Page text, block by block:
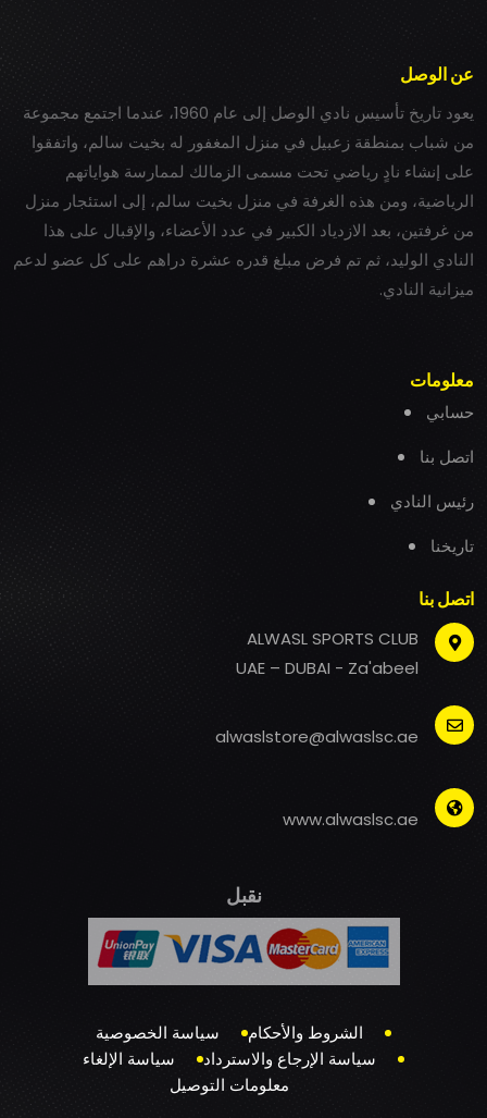
عن الوصل
يعود تاريخ تأسيس نادي الوصل إلى عام 1960، عندما اجتمع مجموعة
من شباب بمنطقة زعبيل في منزل المغفور له بخيت سالم، واتفقوا
على إنشاء نادٍ رياضي تحت مسمى الزمالك لممارسة هواياتهم
الرياضية، ومن هذه الغرفة في منزل بخيت سالم، إلى استئجار منزل
من غرفتين، بعد الازدياد الكبير في عدد الأعضاء، والإقبال على هذا
النادي الوليد، ثم تم فرض مبلغ قدره عشرة دراهم على كل عضو لدعم
ميزانية النادي.
معلومات
حسابي
اتصل بنا
رئيس النادي
تاريخنا
اتصل بنا
ALWASL SPORTS CLUB
UAE – DUBAI - Za'abeel
alwaslstore@alwaslsc.ae
www.alwaslsc.ae
نقبل
الشروط والأحكام
سياسة الخصوصية
سياسة الإرجاع والاسترداد
سياسة الإلغاء
معلومات التوصيل